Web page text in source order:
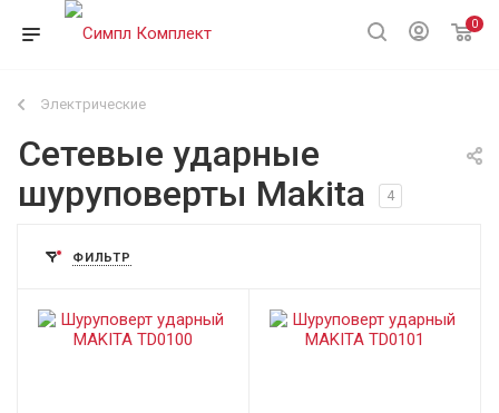
0
Электрические
Сетевые ударные
шуруповерты Makita
4
ФИЛЬТР